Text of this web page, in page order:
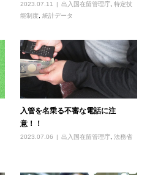
2023.07.11 出入国在留管理庁 ,特定技
能制度 ,統計データ
入管を名乗る不審な電話に注
意！！
2023.07.06 出入国在留管理庁 ,法務省